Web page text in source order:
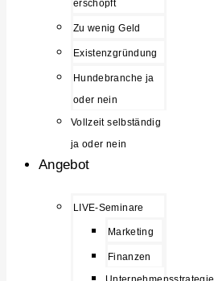
erschöpft
Zu wenig Geld
Existenzgründung
Hundebranche ja
oder nein
Vollzeit selbständig
ja oder nein
Angebot
LIVE-Seminare
Marketing
Finanzen